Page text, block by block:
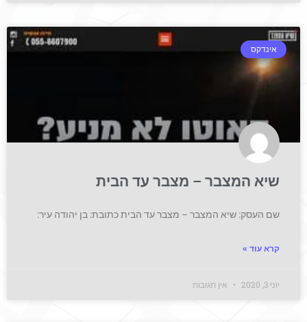
אינדקס
שיא המצבר – מצבר עד הבית
שם העסק: שיא המצבר – מצבר עד הבית כתובת: בן יהודה עיר:
קרא עוד »
יוני 3, 2020 אין תגובות